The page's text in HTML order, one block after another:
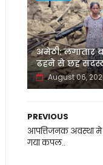
अमेठी: लगातार
ढहने से छह
August 06,
PREVIOUS
आपत्तिजनक अवस्था
गया कपल..